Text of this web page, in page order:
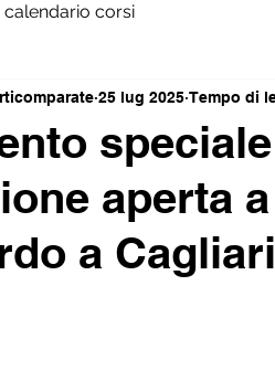
calendario corsi
aperta
a
25 lug 2025 Tempo di